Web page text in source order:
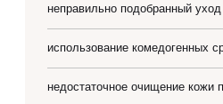
неправильно подобранный уход
использование комедогенных
недостаточное очищение кожи